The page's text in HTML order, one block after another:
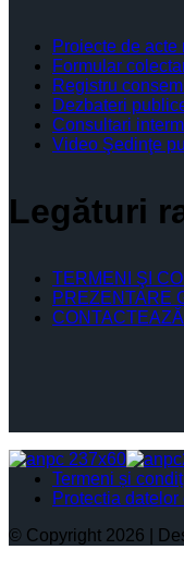
Proiecte de acte
Formular
Registru
Dezbateri
Consultari
Video Şedinţe
Legături
TERMENI ŞI
PREZENTARE
Termeni și
Protectia datelor
© Copyright 2026 |